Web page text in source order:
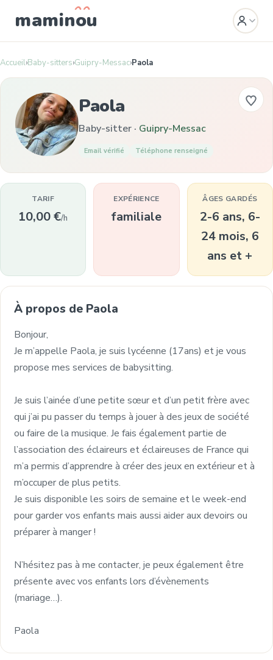
maminou
Accueil›Baby-sitters›Guipry-Messac›Paola
Paola
Baby-sitter · Guipry-Messac
Email vérifié Téléphone renseigné
TARIF
10,00 €/h
EXPÉRIENCE
familiale
ÂGES GARDÉS
2-6 ans, 6-
24 mois, 6
ans et +
À propos de Paola
Bonjour,
Je m’appelle Paola, je suis lycéenne (17ans) et je vous
propose mes services de babysitting.
Je suis l’ainée d’une petite sœur et d’un petit frère avec
qui j’ai pu passer du temps à jouer à des jeux de société
ou faire de la musique. Je fais également partie de
l’association des éclaireurs et éclaireuses de France qui
m’a permis d’apprendre à créer des jeux en extérieur et à
m’occuper de plus petits.
Je suis disponible les soirs de semaine et le week-end
pour garder vos enfants mais aussi aider aux devoirs ou
préparer à manger !
N’hésitez pas à me contacter, je peux également être
présente avec vos enfants lors d’évènements
(mariage…).
Paola